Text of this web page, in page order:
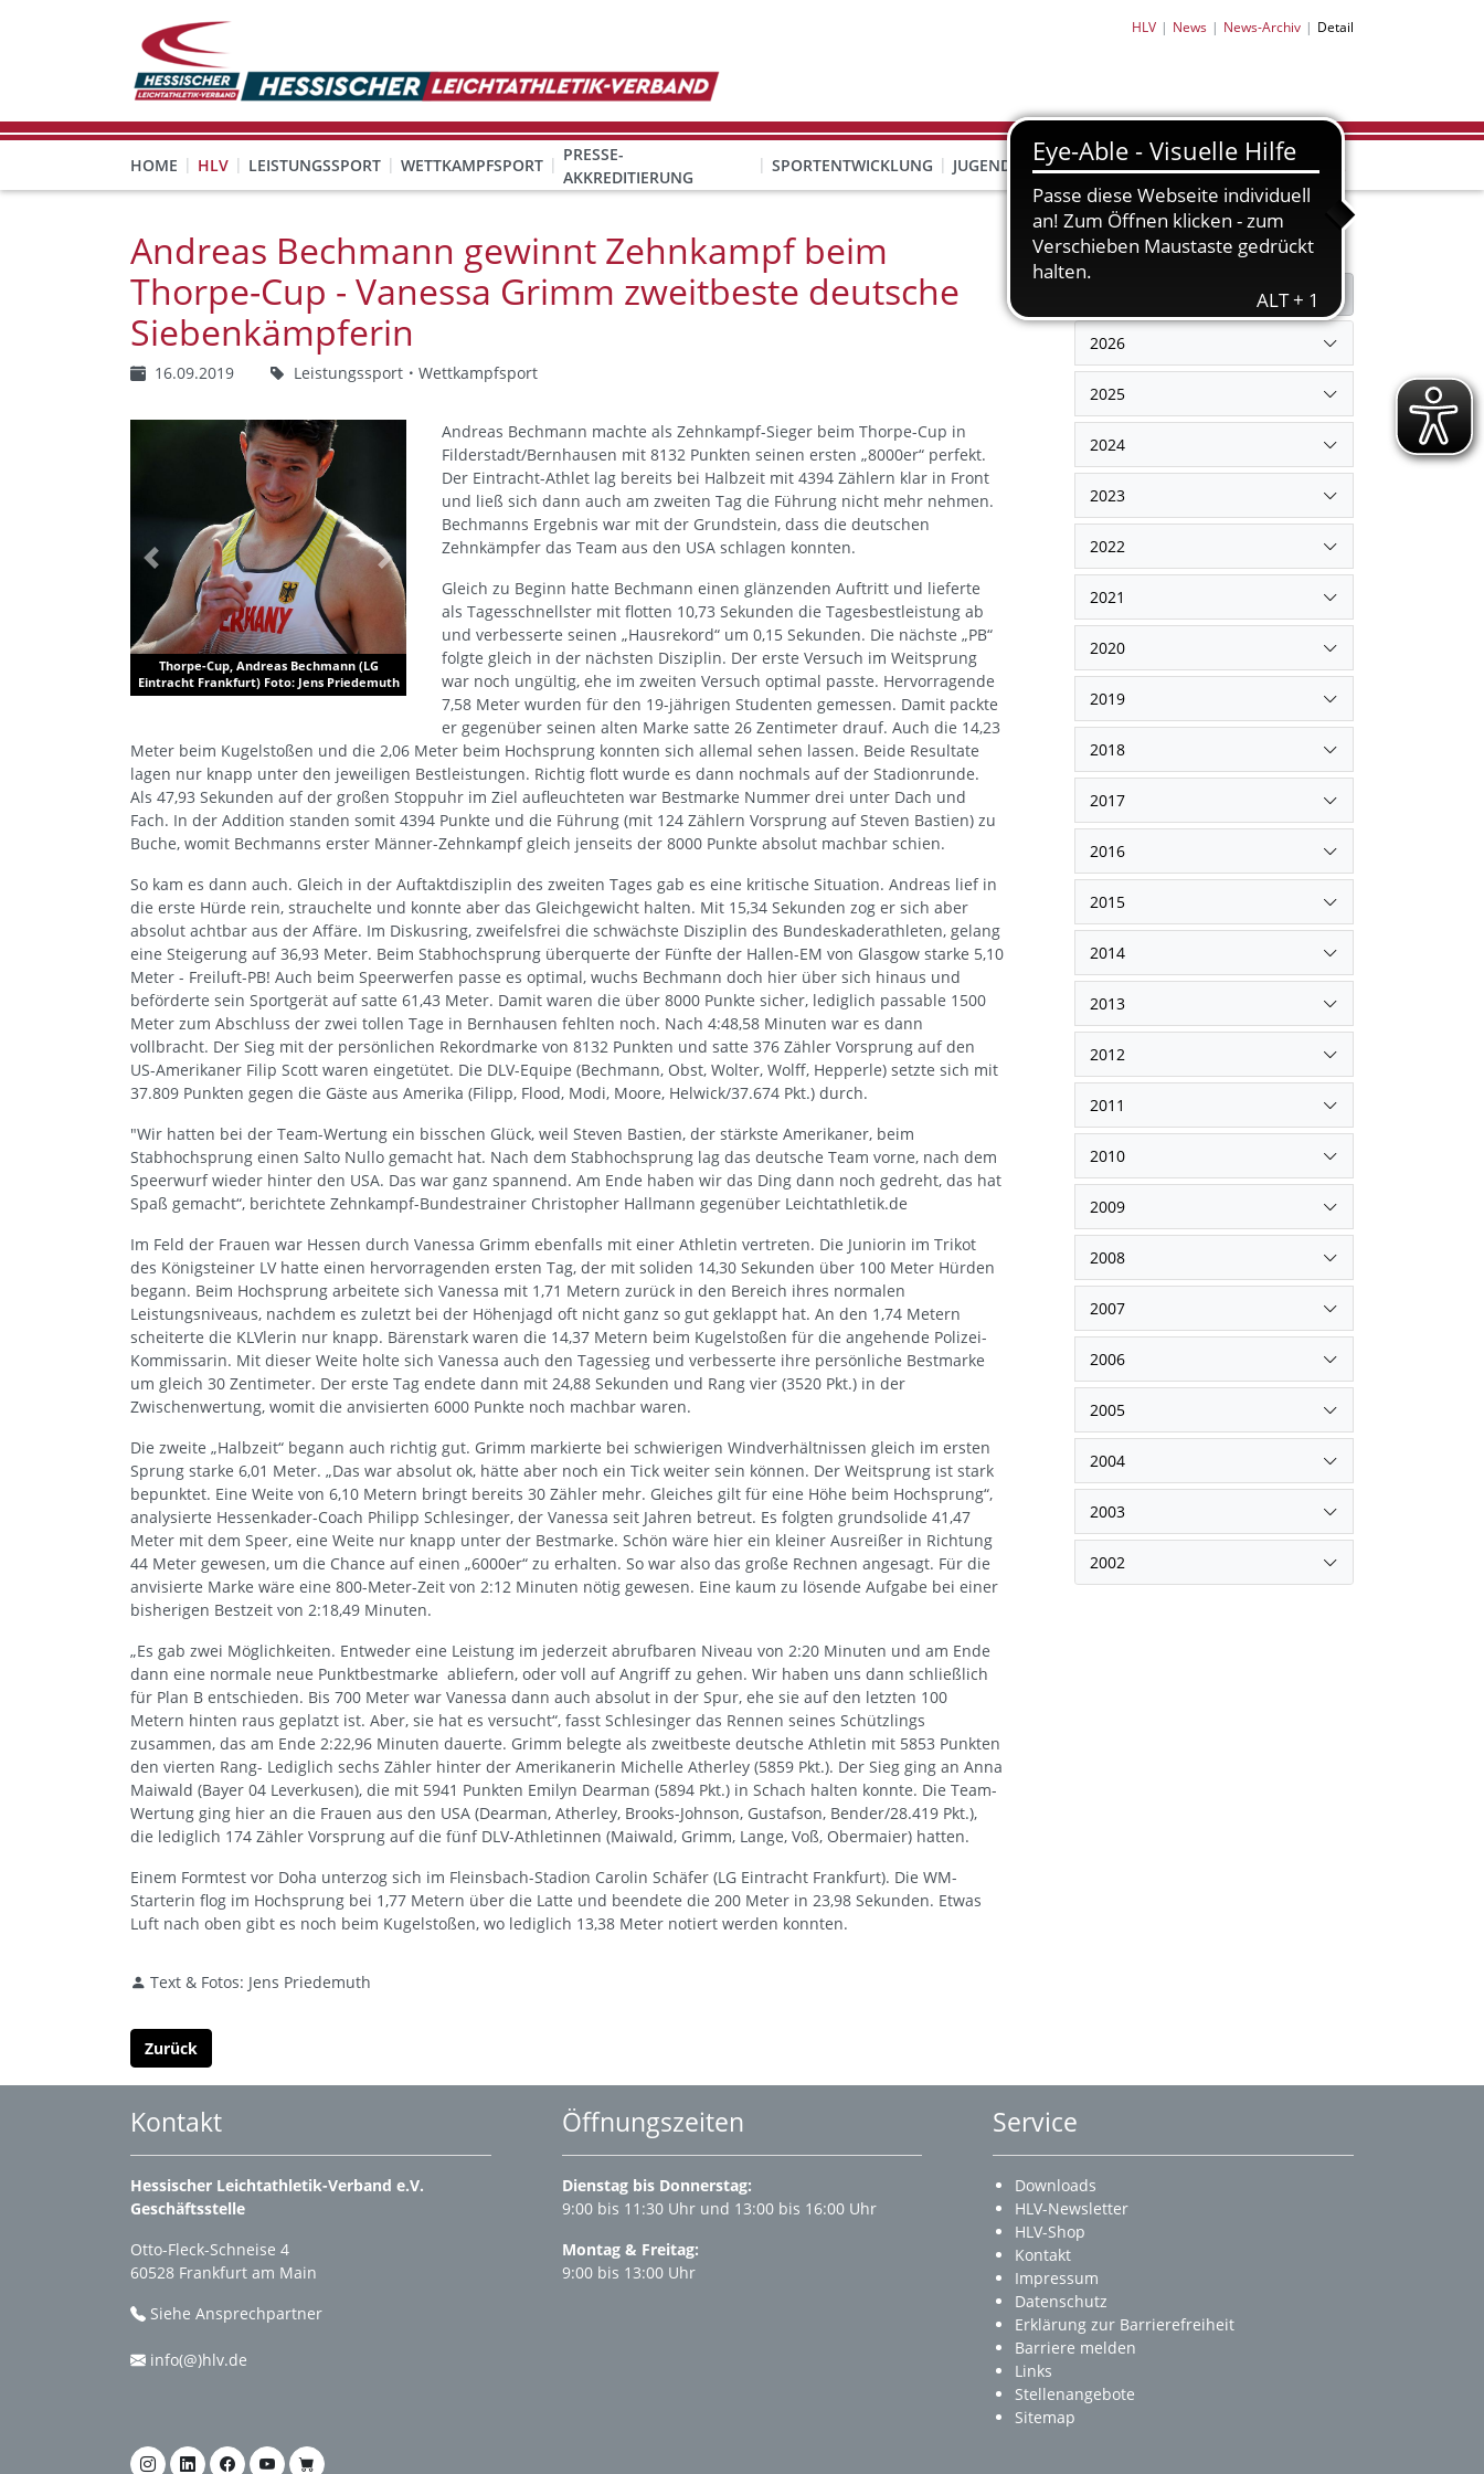
HLV News News-Archiv Detail
HOME HLV LEISTUNGSSPORT WETTKAMPFSPORT
PRESSE-
AKKREDITIERUNG
SPORTENTWICKLUNG JUGEND BILDUNG
HLV-
PARTNER
HLV-
SHOP
Andreas Bechmann gewinnt Zehnkampf beim
Thorpe-Cup - Vanessa Grimm zweitbeste deutsche
Siebenkämpferin
16.09.2019 Leistungssport Wettkampfsport
Thorpe-Cup, Andreas Bechmann (LG
Eintracht Frankfurt) Foto: Jens Priedemuth
Previous Next
Andreas Bechmann machte als Zehnkampf-Sieger beim Thorpe-Cup in
Filderstadt/Bernhausen mit 8132 Punkten seinen ersten „8000er“ perfekt.
Der Eintracht-Athlet lag bereits bei Halbzeit mit 4394 Zählern klar in Front
und ließ sich dann auch am zweiten Tag die Führung nicht mehr nehmen.
Bechmanns Ergebnis war mit der Grundstein, dass die deutschen
Zehnkämpfer das Team aus den USA schlagen konnten.
Gleich zu Beginn hatte Bechmann einen glänzenden Auftritt und lieferte
als Tagesschnellster mit flotten 10,73 Sekunden die Tagesbestleistung ab
und verbesserte seinen „Hausrekord“ um 0,15 Sekunden. Die nächste „PB“
folgte gleich in der nächsten Disziplin. Der erste Versuch im Weitsprung
war noch ungültig, ehe im zweiten Versuch optimal passte. Hervorragende
7,58 Meter wurden für den 19-jährigen Studenten gemessen. Damit packte
er gegenüber seinen alten Marke satte 26 Zentimeter drauf. Auch die 14,23
Meter beim Kugelstoßen und die 2,06 Meter beim Hochsprung konnten sich allemal sehen lassen. Beide Resultate
lagen nur knapp unter den jeweiligen Bestleistungen. Richtig flott wurde es dann nochmals auf der Stadionrunde.
Als 47,93 Sekunden auf der großen Stoppuhr im Ziel aufleuchteten war Bestmarke Nummer drei unter Dach und
Fach. In der Addition standen somit 4394 Punkte und die Führung (mit 124 Zählern Vorsprung auf Steven Bastien) zu
Buche, womit Bechmanns erster Männer-Zehnkampf gleich jenseits der 8000 Punkte absolut machbar schien.
So kam es dann auch. Gleich in der Auftaktdisziplin des zweiten Tages gab es eine kritische Situation. Andreas lief in
die erste Hürde rein, strauchelte und konnte aber das Gleichgewicht halten. Mit 15,34 Sekunden zog er sich aber
absolut achtbar aus der Affäre. Im Diskusring, zweifelsfrei die schwächste Disziplin des Bundeskaderathleten, gelang
eine Steigerung auf 36,93 Meter. Beim Stabhochsprung überquerte der Fünfte der Hallen-EM von Glasgow starke 5,10
Meter - Freiluft-PB! Auch beim Speerwerfen passe es optimal, wuchs Bechmann doch hier über sich hinaus und
beförderte sein Sportgerät auf satte 61,43 Meter. Damit waren die über 8000 Punkte sicher, lediglich passable 1500
Meter zum Abschluss der zwei tollen Tage in Bernhausen fehlten noch. Nach 4:48,58 Minuten war es dann
vollbracht. Der Sieg mit der persönlichen Rekordmarke von 8132 Punkten und satte 376 Zähler Vorsprung auf den
US-Amerikaner Filip Scott waren eingetütet. Die DLV-Equipe (Bechmann, Obst, Wolter, Wolff, Hepperle) setzte sich mit
37.809 Punkten gegen die Gäste aus Amerika (Filipp, Flood, Modi, Moore, Helwick/37.674 Pkt.) durch.
"Wir hatten bei der Team-Wertung ein bisschen Glück, weil Steven Bastien, der stärkste Amerikaner, beim
Stabhochsprung einen Salto Nullo gemacht hat. Nach dem Stabhochsprung lag das deutsche Team vorne, nach dem
Speerwurf wieder hinter den USA. Das war ganz spannend. Am Ende haben wir das Ding dann noch gedreht, das hat
Spaß gemacht“, berichtete Zehnkampf-Bundestrainer Christopher Hallmann gegenüber Leichtathletik.de
Im Feld der Frauen war Hessen durch Vanessa Grimm ebenfalls mit einer Athletin vertreten. Die Juniorin im Trikot
des Königsteiner LV hatte einen hervorragenden ersten Tag, der mit soliden 14,30 Sekunden über 100 Meter Hürden
begann. Beim Hochsprung arbeitete sich Vanessa mit 1,71 Metern zurück in den Bereich ihres normalen
Leistungsniveaus, nachdem es zuletzt bei der Höhenjagd oft nicht ganz so gut geklappt hat. An den 1,74 Metern
scheiterte die KLVlerin nur knapp. Bärenstark waren die 14,37 Metern beim Kugelstoßen für die angehende Polizei-
Kommissarin. Mit dieser Weite holte sich Vanessa auch den Tagessieg und verbesserte ihre persönliche Bestmarke
um gleich 30 Zentimeter. Der erste Tag endete dann mit 24,88 Sekunden und Rang vier (3520 Pkt.) in der
Zwischenwertung, womit die anvisierten 6000 Punkte noch machbar waren.
Die zweite „Halbzeit“ begann auch richtig gut. Grimm markierte bei schwierigen Windverhältnissen gleich im ersten
Sprung starke 6,01 Meter. „Das war absolut ok, hätte aber noch ein Tick weiter sein können. Der Weitsprung ist stark
bepunktet. Eine Weite von 6,10 Metern bringt bereits 30 Zähler mehr. Gleiches gilt für eine Höhe beim Hochsprung“,
analysierte Hessenkader-Coach Philipp Schlesinger, der Vanessa seit Jahren betreut. Es folgten grundsolide 41,47
Meter mit dem Speer, eine Weite nur knapp unter der Bestmarke. Schön wäre hier ein kleiner Ausreißer in Richtung
44 Meter gewesen, um die Chance auf einen „6000er“ zu erhalten. So war also das große Rechnen angesagt. Für die
anvisierte Marke wäre eine 800-Meter-Zeit von 2:12 Minuten nötig gewesen. Eine kaum zu lösende Aufgabe bei einer
bisherigen Bestzeit von 2:18,49 Minuten.
„Es gab zwei Möglichkeiten. Entweder eine Leistung im jederzeit abrufbaren Niveau von 2:20 Minuten und am Ende
dann eine normale neue Punktbestmarke abliefern, oder voll auf Angriff zu gehen. Wir haben uns dann schließlich
für Plan B entschieden. Bis 700 Meter war Vanessa dann auch absolut in der Spur, ehe sie auf den letzten 100
Metern hinten raus geplatzt ist. Aber, sie hat es versucht“, fasst Schlesinger das Rennen seines Schützlings
zusammen, das am Ende 2:22,96 Minuten dauerte. Grimm belegte als zweitbeste deutsche Athletin mit 5853 Punkten
den vierten Rang- Lediglich sechs Zähler hinter der Amerikanerin Michelle Atherley (5859 Pkt.). Der Sieg ging an Anna
Maiwald (Bayer 04 Leverkusen), die mit 5941 Punkten Emilyn Dearman (5894 Pkt.) in Schach halten konnte. Die Team-
Wertung ging hier an die Frauen aus den USA (Dearman, Atherley, Brooks-Johnson, Gustafson, Bender/28.419 Pkt.),
die lediglich 174 Zähler Vorsprung auf die fünf DLV-Athletinnen (Maiwald, Grimm, Lange, Voß, Obermaier) hatten.
Einem Formtest vor Doha unterzog sich im Fleinsbach-Stadion Carolin Schäfer (LG Eintracht Frankfurt). Die WM-
Starterin flog im Hochsprung bei 1,77 Metern über die Latte und beendete die 200 Meter in 23,98 Sekunden. Etwas
Luft nach oben gibt es noch beim Kugelstoßen, wo lediglich 13,38 Meter notiert werden konnten.
Text & Fotos: Jens Priedemuth
Zurück
Filter
2026
2025
2024
2023
2022
2021
2020
2019
2018
2017
2016
2015
2014
2013
2012
2011
2010
2009
2008
2007
2006
2005
2004
2003
2002
Kontakt
Hessischer Leichtathletik-Verband e.V.
Geschäftsstelle
Otto-Fleck-Schneise 4
60528 Frankfurt am Main
Siehe Ansprechpartner
info(@)hlv.de
Öffnungszeiten
Dienstag bis Donnerstag:
9:00 bis 11:30 Uhr und 13:00 bis 16:00 Uhr
Montag & Freitag:
9:00 bis 13:00 Uhr
Service
Downloads
HLV-Newsletter
HLV-Shop
Kontakt
Impressum
Datenschutz
Erklärung zur Barrierefreiheit
Barriere melden
Links
Stellenangebote
Sitemap